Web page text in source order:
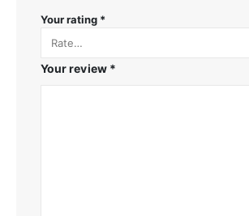
Your rating *
Your review *